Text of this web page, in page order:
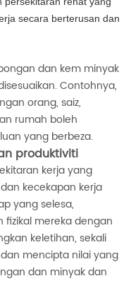
secara berterusan dan
dan kem minyak
Contohnya,
orang, saiz,
rumah boleh
yang berbeza.
produktiviti
kerja yang
kecekapan kerja
yang selesa,
fizikal mereka dengan
keletihan, sekali
mencipta nilai yang
dan minyak dan